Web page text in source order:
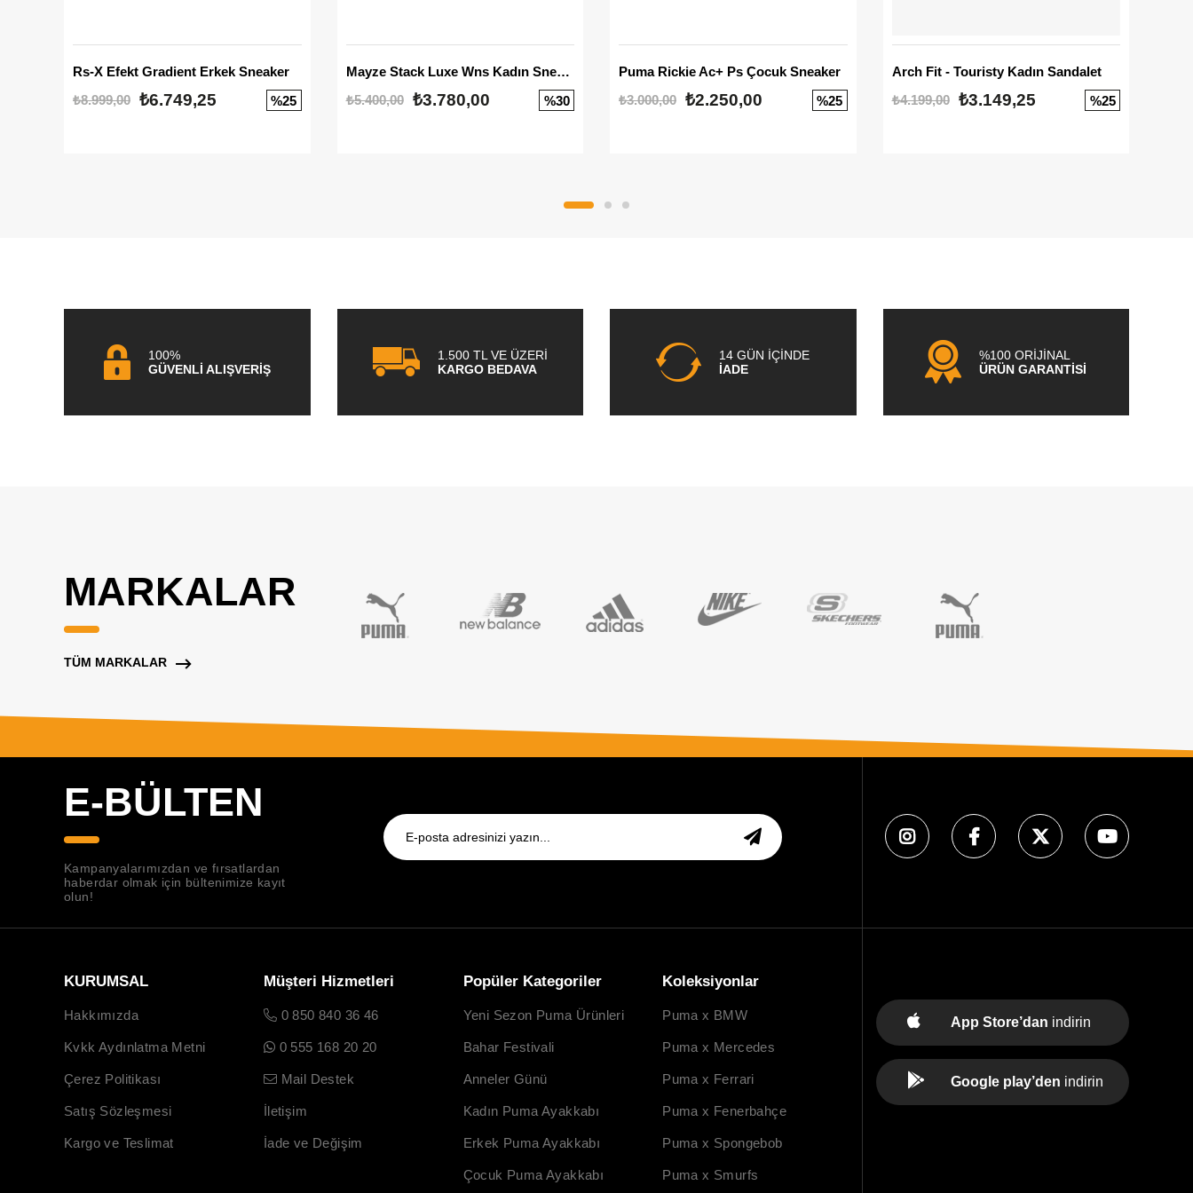
Rs-X Efekt Gradient Erkek Sneaker
₺8.999,00 ₺6.749,25 %25
Mayze Stack Luxe Wns Kadın Sneaker
₺5.400,00
₺3.780,00 %30
Puma Rickie Ac+ Ps Çocuk Sneaker
₺3.000,00 ₺2.250,00 %25
Arch Fit - Touristy Kadın Sandalet
₺4.199,00
₺3.149,25 %25
100%
GÜVENLİ ALIŞVERİŞ
1.500 TL VE ÜZERİ
KARGO BEDAVA
14 GÜN İÇİNDE
İADE
%100 ORİJİNAL
ÜRÜN GARANTİSİ
MARKALAR
TÜM MARKALAR
E-BÜLTEN
Kampanyalarımızdan ve fırsatlardan
haberdar olmak için bültenimize kayıt
olun!
KURUMSAL
Hakkımızda
Kvkk Aydınlatma Metni
Çerez Politikası
Satış Sözleşmesi
Kargo ve Teslimat
Müşteri Hizmetleri
0 850 840 36 46
0 555 168 20 20
Mail Destek
İletişim
İade ve Değişim
Popüler Kategoriler
Yeni Sezon Puma Ürünleri
Bahar Festivali
Anneler Günü
Kadın Puma Ayakkabı
Erkek Puma Ayakkabı
Çocuk Puma Ayakkabı
Koleksiyonlar
Puma x BMW
Puma x Mercedes
Puma x Ferrari
Puma x Fenerbahçe
Puma x Spongebob
Puma x Smurfs
App Store’dan indirin
Google play’den indirin